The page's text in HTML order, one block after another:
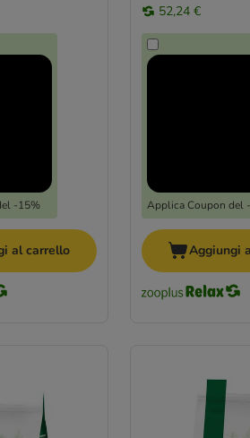
-15%
al carrello
52,24 €
Applica Coupon del
Aggiungi